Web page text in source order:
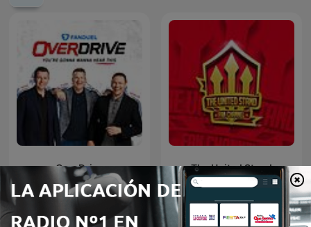
OverDrive The United Stand